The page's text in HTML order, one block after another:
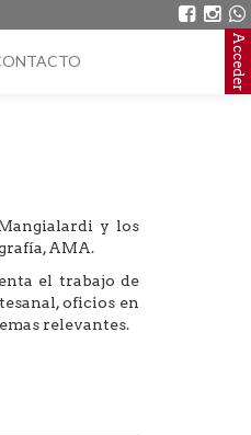
Acceder
y los
AMA.
el trabajo de
oficios en
relevantes.